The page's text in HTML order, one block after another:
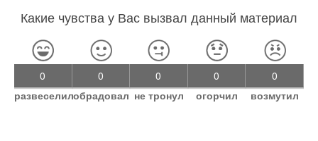
Какие чувства у Вас вызвал данный материал
0
развеселил
0
обрадовал
0
не тронул
0
огорчил
0
возмутил